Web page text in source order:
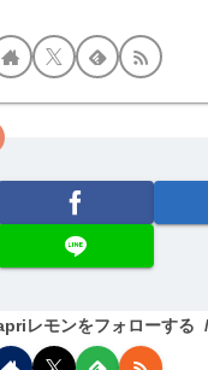
レモンをフォローする